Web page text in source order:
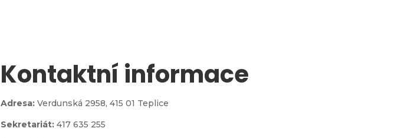
Kontaktní informace
Adresa: Verdunská 2958,415 01 Teplice
Sekretariát: 417 635 255